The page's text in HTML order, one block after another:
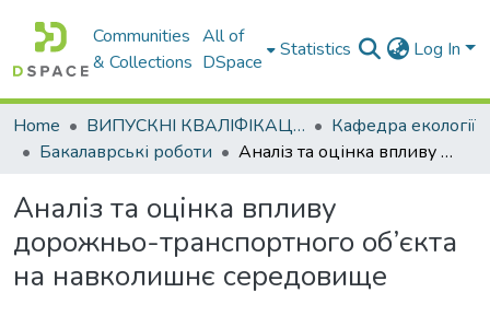
Communities
& Collections
All of
DSpace
Statistics Log In
Home ВИПУСКНІ КВАЛІФІКАЦІЙНІ РОБОТИ
Кафедра екології
Бакалаврські роботи
Аналіз та оцінка впливу дорожньо-транспортного об’єкта на навколишнє середовище
Аналіз та оцінка впливу
дорожньо-транспортного об’єкта
на навколишнє середовище